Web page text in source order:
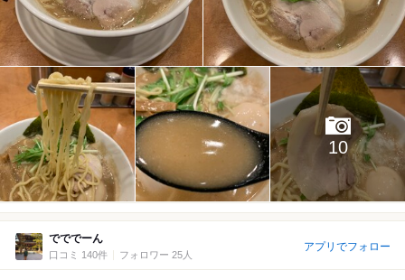
10
でででーん
口コミ 140件 フォロワー 25人
アプリでフォロー